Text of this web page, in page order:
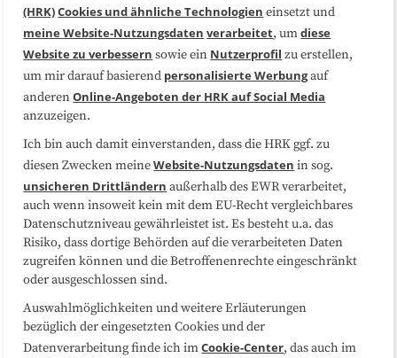
Medienarbeit Kooperationen
Datenschutzerklärung Impressum
Sitemap
Folgen Sie uns
(HRK)Cookies und ähnliche Technologien einsetzt und
meine Website-Nutzungsdaten verarbeitet, umdiese
Website zu verbessern sowie ein Nutzerprofil zu erstellen,
um mir darauf basierend personalisierte Werbungauf
anderenOnline-Angeboten der HRK auf Social Media
anzuzeigen.
Ich bin auch damit einverstanden, dass die HRK ggf. zu
diesen Zwecken meineWebsite-Nutzungsdaten in sog.
unsicheren Drittländern außerhalb des EWR verarbeitet,
auch wenn insoweit kein mit dem EU-Recht vergleichbares
Datenschutzniveau gewährleistet ist. Es besteht u.a. das
Risiko, dass dortige Behörden auf die verarbeiteten Daten
zugreifen können und die Betroffenenrechte eingeschränkt
oder ausgeschlossen sind.
Auswahlmöglichkeiten und weitere Erläuterungen
bezüglich der eingesetzten Cookies und der
Datenverarbeitung finde ich imCookie-Center, das auch im